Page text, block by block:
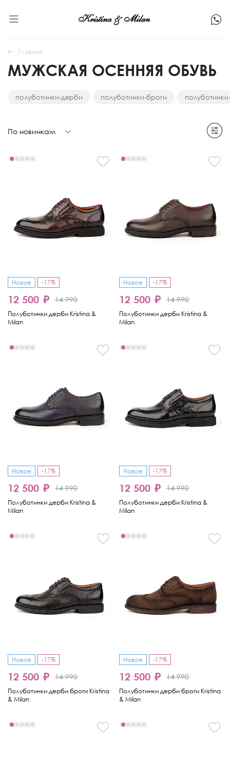
Главная
МУЖСКАЯ ОСЕННЯЯ ОБУВЬ
полуботинки-дерби полуботинки-броги
По новинкам
Новое -17%
12 500 ₽ 14 990
Полуботинки дерби Kristina &
Milan
Новое -17%
12 500 ₽ 14 990
Полуботинки дерби Kristina &
Milan
Новое -17%
12 500 ₽ 14 990
Полуботинки дерби Kristina &
Milan
Новое -17%
12 500 ₽ 14 990
Полуботинки дерби Kristina &
Milan
Новое -17%
12 500 ₽ 14 990
Полуботинки дерби броги Kristina
& Milan
Новое -17%
12 500 ₽ 14 990
Полуботинки дерби броги Kristina
& Milan